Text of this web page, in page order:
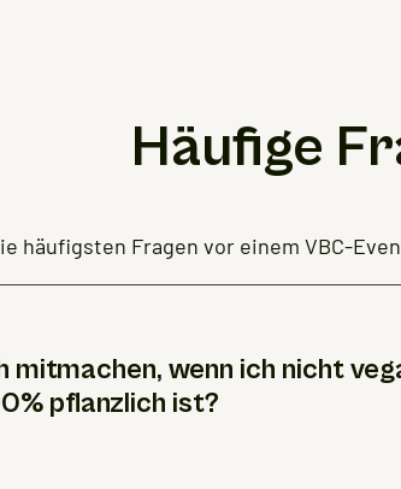
Häufige
häufigsten Fragen vor einem VBC-
mitmachen, wenn ich nicht
pflanzlich ist?